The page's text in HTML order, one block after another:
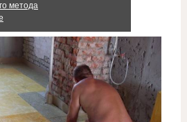
метода